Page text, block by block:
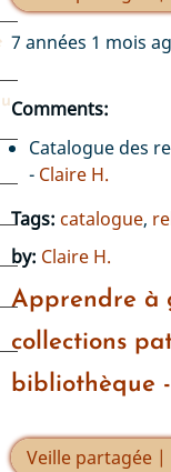
7 années 1 mois
Comments:
Catalogue des
- Claire H.
Tags: catalogue,
by: Claire H.
Apprendre à
collections
bibliothèque -
Veille partagée